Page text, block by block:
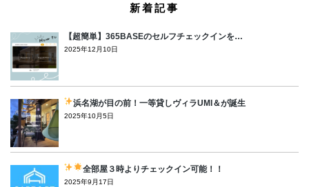
新着記事
【超簡単】365BASEのセルフチェックインを…
2025年12月10日
浜名湖が目の前！一等貸しヴィラUMI＆が誕生
2025年10月5日
全部屋３時よりチェックイン可能！！
2025年9月17日